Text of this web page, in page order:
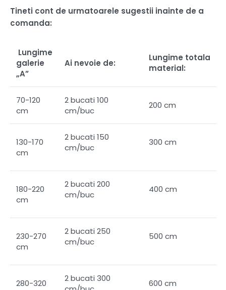
Tineti cont de urmatoarele sugestii inainte de a
comanda:
Lungime
galerie
„A”
Ai nevoie de:
Lungime totala
material:
70-120
cm
2 bucati 100
cm/buc
200 cm
130-170
cm
2 bucati 150
cm/buc
300 cm
180-220
cm
2 bucati 200
cm/buc
400 cm
230-270
cm
2 bucati 250
cm/buc
500 cm
280-320
2 bucati 300
600 cm